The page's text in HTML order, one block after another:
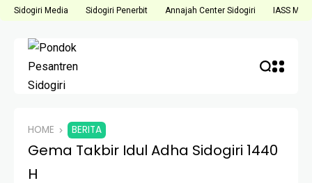
Sidogiri Media Sidogiri Penerbit Annajah Center Sidogiri IASS
HOME BERITA
Gema Takbir Idul Adha Sidogiri 1440
H